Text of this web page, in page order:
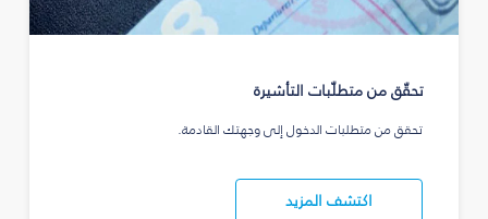
تحقّق من متطلّبات التأشيرة
تحقق من متطلبات الدخول إلى وجهتك القادمة.
اكتشف المزيد